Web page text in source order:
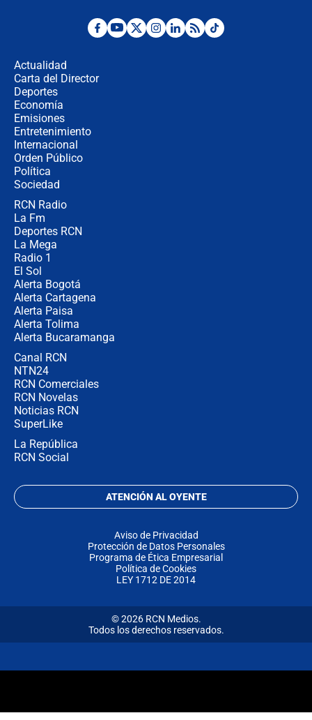
Las seis de las 6 con Juan Lozano |
Actualidad
Carta del Director
Deportes
Economía
Emisiones
Entretenimiento
Internacional
Orden Público
Política
Sociedad
RCN Radio
La Fm
Deportes RCN
La Mega
Radio 1
El Sol
Alerta Bogotá
Alerta Cartagena
Alerta Paisa
Alerta Tolima
Alerta Bucaramanga
Canal RCN
NTN24
RCN Comerciales
RCN Novelas
Noticias RCN
SuperLike
La República
RCN Social
ATENCIÓN AL OYENTE
Aviso de Privacidad
Protección de Datos Personales
Programa de Ética Empresarial
Política de Cookies
LEY 1712 DE 2014
© 2026 RCN Medios.
Todos los derechos reservados.